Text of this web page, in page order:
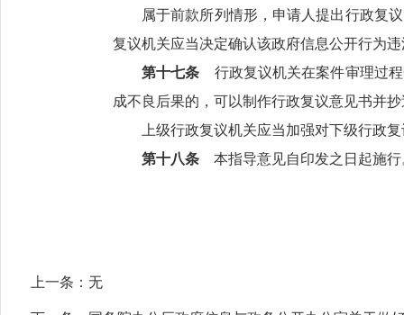
属于前款所列情形，申请人提出行政复
复议机关应当决定确认该政府信息公开行为
第十七条 行政复议机关在案件审理过
成不良后果的，可以制作行政复议意见书并
上级行政复议机关应当加强对下级行政
第十八条 本指导意见自印发之日起施行
上一条： 无